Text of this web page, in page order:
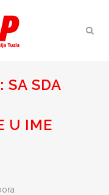
SA SDA
U IME